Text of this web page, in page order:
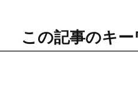
この記事のキー